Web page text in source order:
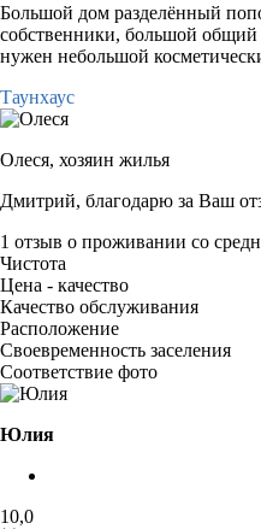
Большой дом разделённый
собственники, большой общий
нужен небольшой
Таунхаус
Олеся, хозяин жилья
Дмитрий, благодарю за Ваш
1 отзыв о проживании со
Чистота
Цена - качество
Качество обслуживания
Расположение
Своевременность заселения
Соответствие фото
Юлия
10,0